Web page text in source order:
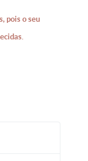
pois o seu